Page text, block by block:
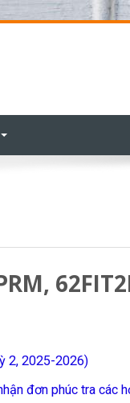
2, 2025-2026)
đơn phúc tra các